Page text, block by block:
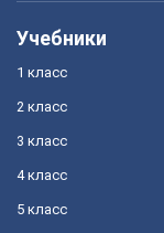
Учебники
1 класс
2 класс
3 класс
4 класс
5 класс